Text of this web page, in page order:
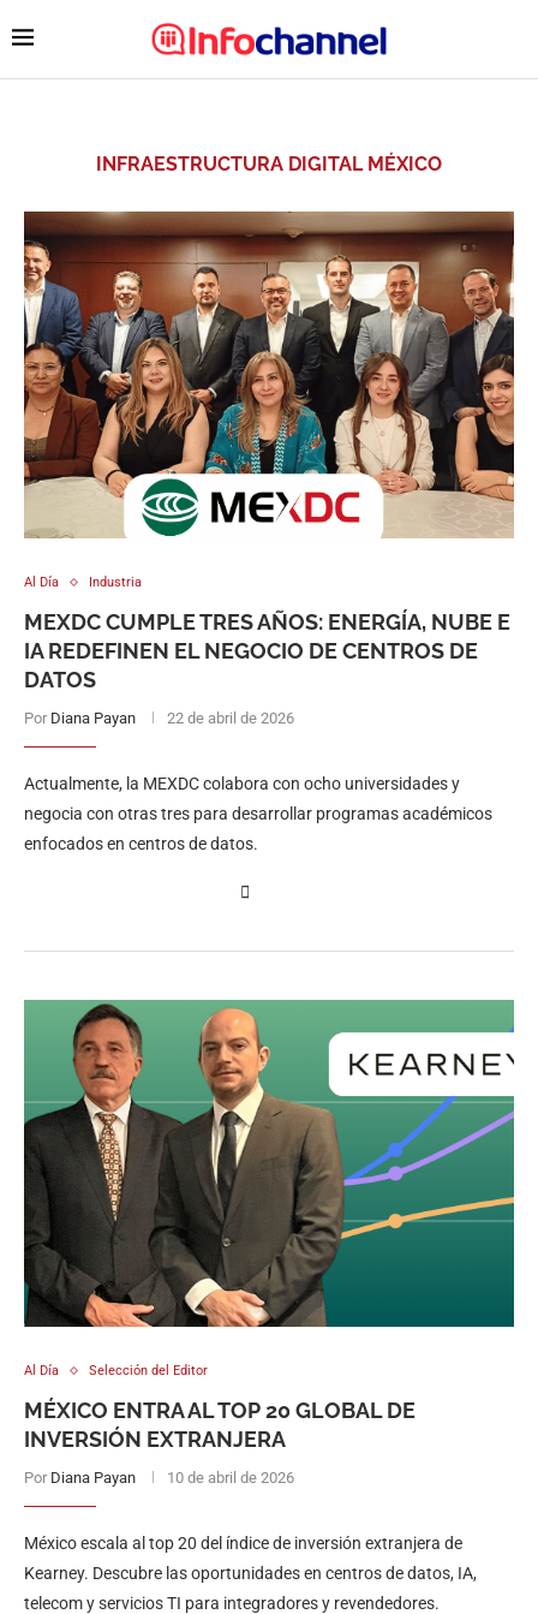
INFRAESTRUCTURA DIGITAL MÉXICO
Al Día Industria
MEXDC CUMPLE TRES AÑOS: ENERGÍA, NUBE E
IA REDEFINEN EL NEGOCIO DE CENTROS DE
DATOS
Por Diana Payan 22 de abril de 2026
Actualmente, la MEXDC colabora con ocho universidades y
negocia con otras tres para desarrollar programas académicos
enfocados en centros de datos.
Al Día Selección del Editor
MÉXICO ENTRA AL TOP 20 GLOBAL DE
INVERSIÓN EXTRANJERA
Por Diana Payan 10 de abril de 2026
México escala al top 20 del índice de inversión extranjera de
Kearney. Descubre las oportunidades en centros de datos, IA,
telecom y servicios TI para integradores y revendedores.